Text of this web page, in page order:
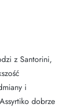
z Santorini,
i
dobrze